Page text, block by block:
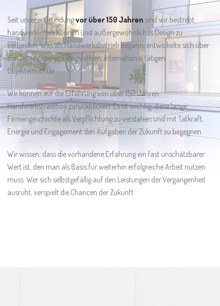
Seit unserer Gründungvor über 150 Jahren sind wir bestrebt
handwerkliches Können und außergewöhnliches Design zu
verbinden. Was als Handwerksbetrieb begann, entwickelte sich über
die Jahre zu einem innovativen, international tätigen
Objekteinrichter.
Wir können auf die Erfahrung von über 150 Jahren
Handwerkstradition zurückblicken. Es ist wichtig, diese lange
Firmengeschichte als Verpflichtung zu verstehen und mit Tatkraft,
Energie und Engagement den Aufgaben der Zukunft zu begegnen.
Wir wissen, dass die vorhandene Erfahrung ein fast unschätzbarer
Wert ist, den man als Basis für weiterhin erfolgreiche Arbeit nutzen
muss. Wer sich selbstgefällig auf den Leistungen der Vergangenheit
ausruht, verspielt die Chancen der Zukunft